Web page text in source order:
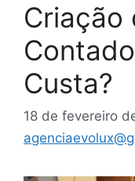
Criação
Custa?
18 de fevereiro